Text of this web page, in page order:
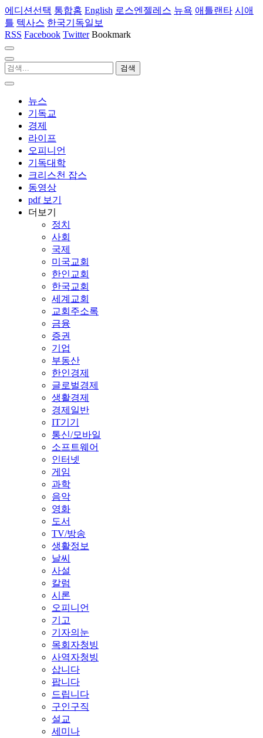
에디션선택 통합홈 English 로스엔젤레스 뉴욕 애틀랜타 시애
틀 텍사스 한국기독일보
RSS Facebook Twitter Bookmark
뉴스
기독교
경제
라이프
오피니언
기독대학
크리스천 잡스
동영상
pdf 보기
더보기
정치
사회
국제
미국교회
한인교회
한국교회
세계교회
교회주소록
금융
증권
기업
부동산
한인경제
글로벌경제
생활경제
경제일반
IT기기
통신/모바일
소프트웨어
인터넷
게임
과학
음악
영화
도서
TV/방송
생활정보
날씨
사설
칼럼
시론
오피니언
기고
기자의눈
목회자청빙
사역자청빙
삽니다
팝니다
드립니다
구인구직
설교
세미나